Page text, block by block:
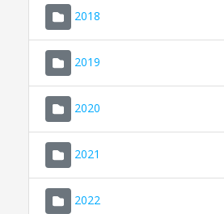
2018
2019
2020
2021
2022